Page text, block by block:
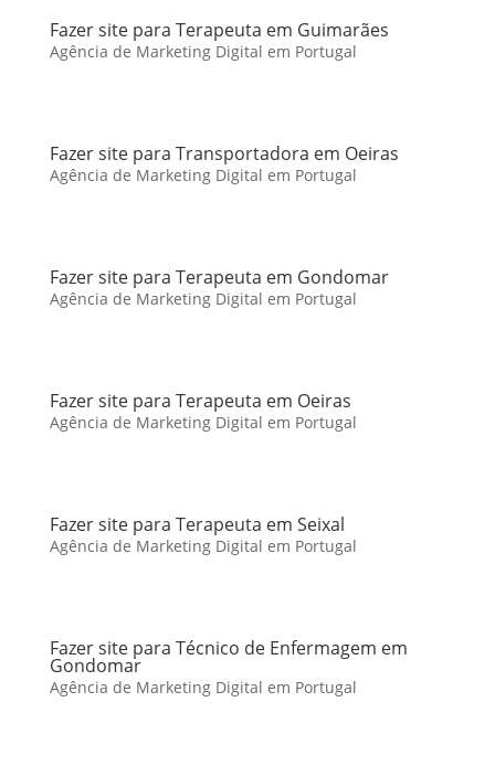
Fazer site para Terapeuta em Guimarães
Agência de Marketing Digital em Portugal
Fazer site para Transportadora em Oeiras
Agência de Marketing Digital em Portugal
Fazer site para Terapeuta em Gondomar
Agência de Marketing Digital em Portugal
Fazer site para Terapeuta em Oeiras
Agência de Marketing Digital em Portugal
Fazer site para Terapeuta em Seixal
Agência de Marketing Digital em Portugal
Fazer site para Técnico de Enfermagem em
Gondomar
Agência de Marketing Digital em Portugal